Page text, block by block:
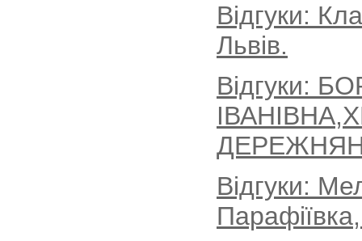
Відгуки:
Львів.
Відгуки:
Відгуки: